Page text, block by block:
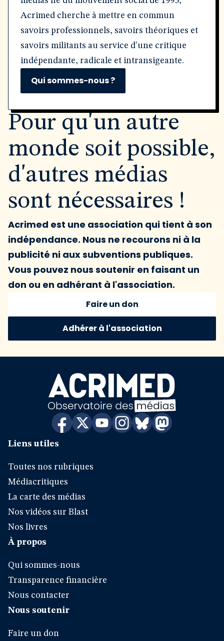
Acrimed cherche à mettre en commun
savoirs professionnels, savoirs théoriques et
savoirs militants au service d'une critique
indépendante, radicale et intransigeante.
Qui sommes-nous ?
Pour qu'un autre
monde soit possible,
d'autres médias
sont nécessaires !
Acrimed est une association qui tient à son
indépendance. Nous ne recourons ni à la
publicité ni aux subventions publiques.
Vous pouvez nous soutenir en faisant un
don ou en adhérant à l'association.
Faire un don
Adhérer à l'association
Liens utiles
Toutes nos rubriques
Médiacritiques
La carte des médias
Nos vidéos sur Blast
Nos livres
À propos
Qui sommes-nous
Transparence financière
Nous contacter
Nous soutenir
Faire un don